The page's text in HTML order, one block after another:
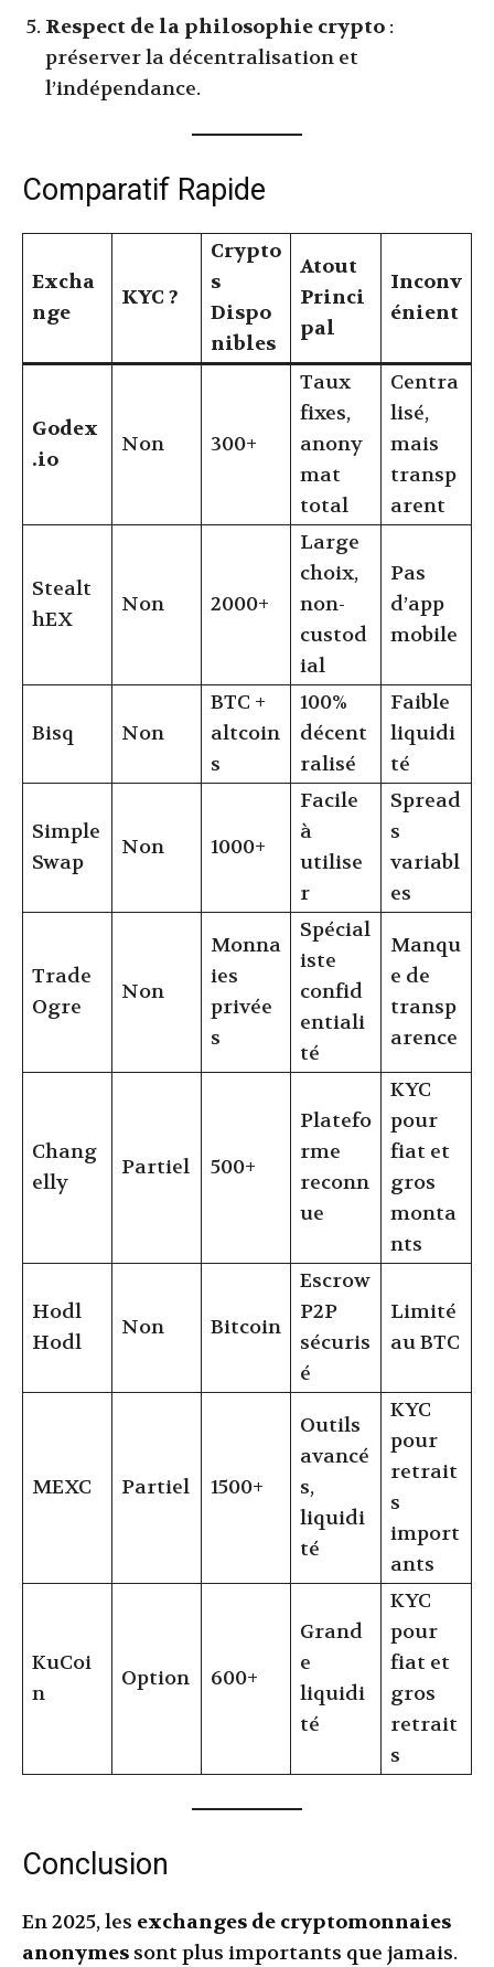
Respect de la philosophie crypto :
préserver la décentralisation et
l’indépendance.
Comparatif Rapide
Excha
nge
KYC ?
Crypto
s
Dispo
nibles
Atout
Princi
pal
Inconv
énient
Godex
.io
Non 300+
Taux
fixes,
anony
mat
total
Centra
lisé,
mais
transp
arent
Stealt
hEX
Non 2000+
Large
choix,
non-
custod
ial
Pas
d’app
mobile
Bisq Non
BTC +
altcoin
s
100%
décent
ralisé
Faible
liquidi
té
Simple
Swap
Non 1000+
Facile
à
utilise
r
Spread
s
variabl
es
Trade
Ogre
Non
Monna
ies
privée
s
Spécial
iste
confid
entiali
té
Manqu
e de
transp
arence
Chang
elly
Partiel 500+
Platefo
rme
reconn
ue
KYC
pour
fiat et
gros
monta
nts
Hodl
Hodl
Non Bitcoin
Escrow
P2P
sécuris
é
Limité
au BTC
MEXC Partiel 1500+
Outils
avancé
s,
liquidi
té
KYC
pour
retrait
s
import
ants
KuCoi
n
Option 600+
Grand
e
liquidi
té
KYC
pour
fiat et
gros
retrait
s
Conclusion
En 2025, les exchanges de cryptomonnaies
anonymes sont plus importants que jamais.